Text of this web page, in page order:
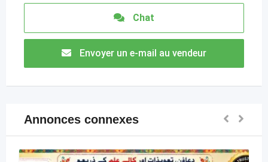
Chat
Envoyer un e-mail au vendeur
Annonces connexes